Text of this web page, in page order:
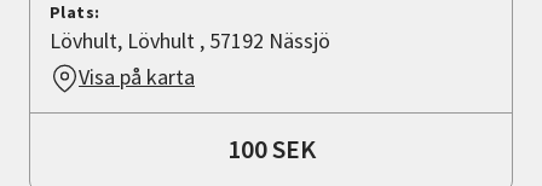
Plats:
Lövhult, Lövhult , 57192 Nässjö
Visa på karta
100 SEK